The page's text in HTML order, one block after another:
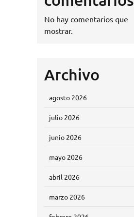
No hay comentarios que
mostrar.
Archivo
agosto 2026
julio 2026
junio 2026
mayo 2026
abril 2026
marzo 2026